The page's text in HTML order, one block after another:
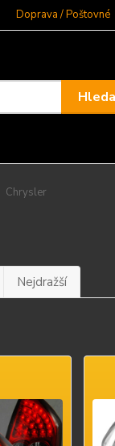
Doprava / Poštovné
Chrysler
Nejdražší